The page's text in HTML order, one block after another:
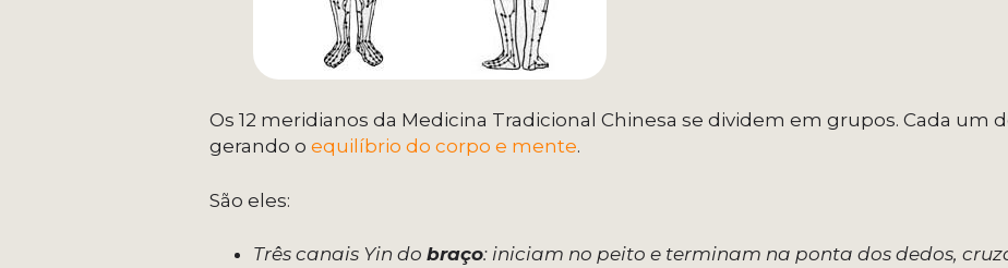
Os 12 meridianos da Medicina Tradicional Chinesa se dividem em grupos. Cada um
gerando o equilíbrio do corpo e mente.
São eles:
Três canais Yin do braço: iniciam no peito e terminam na ponta dos dedos,